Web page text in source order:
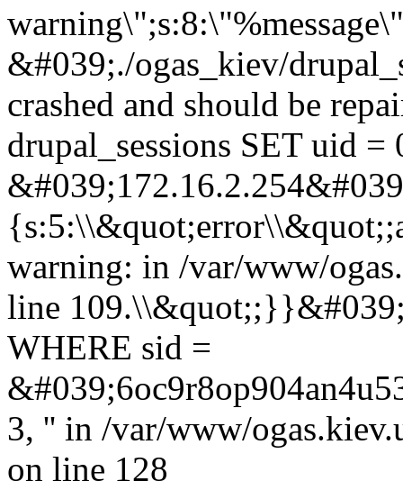
&#039;./ogas_kiev/
crashed and should be
drupal_sessions SET uid =
warning: in /var/www/
line
WHERE sid =
3, '' in /var/www/
on line 128